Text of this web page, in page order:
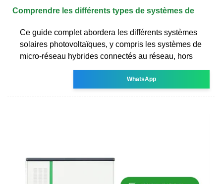
Comprendre les différents types de systèmes de
Ce guide complet abordera les différents systèmes
solaires photovoltaïques, y compris les systèmes de
micro-réseau hybrides connectés au réseau, hors
WhatsApp